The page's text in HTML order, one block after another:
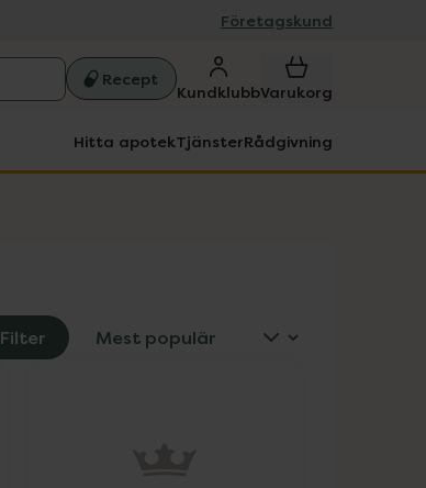
Företagskund
Recept
KundklubbVarukorg
Hitta apotekTjänsterRådgivning
Filter